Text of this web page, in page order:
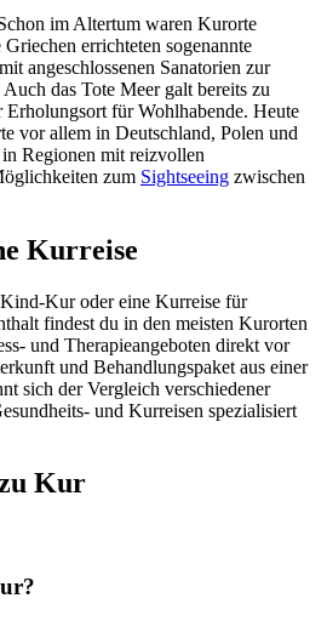
im Altertum waren Kurorte
errichteten sogenannte
angeschlossenen Sanatorien zur
das Tote Meer galt bereits zu
Erholungsort für Wohlhabende. Heute
vor allem in Deutschland, Polen und
Regionen mit reizvollen
zum Sightseeing zwischen
Kurreise
Kur oder eine Kurreise für
findest du in den meisten Kurorten
und Therapieangeboten direkt vor
und Behandlungspaket aus einer
sich der Vergleich verschiedener
und Kurreisen spezialisiert
Kur